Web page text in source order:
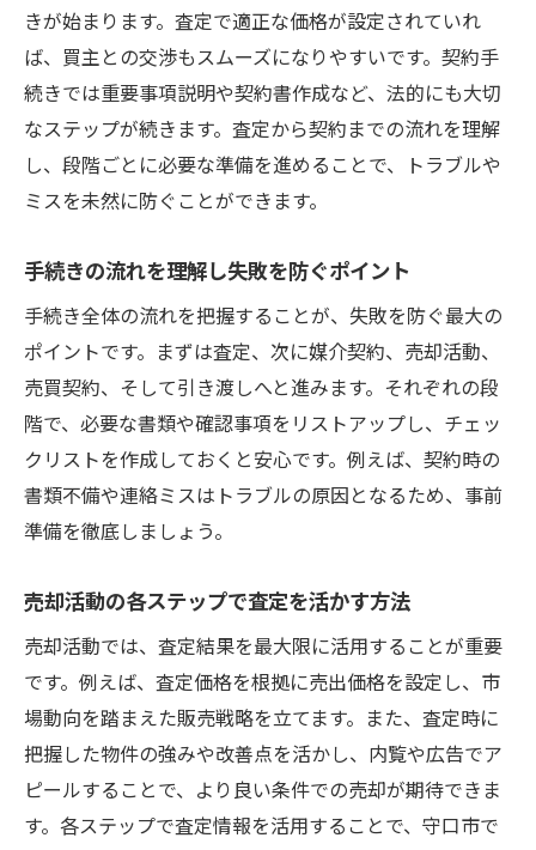
きが始まります。査定で適正な価格が設定されていれ
ば、買主との交渉もスムーズになりやすいです。契約手
続きでは重要事項説明や契約書作成など、法的にも大切
なステップが続きます。査定から契約までの流れを理解
し、段階ごとに必要な準備を進めることで、トラブルや
ミスを未然に防ぐことができます。
手続きの流れを理解し失敗を防ぐポイント
手続き全体の流れを把握することが、失敗を防ぐ最大の
ポイントです。まずは査定、次に媒介契約、売却活動、
売買契約、そして引き渡しへと進みます。それぞれの段
階で、必要な書類や確認事項をリストアップし、チェッ
クリストを作成しておくと安心です。例えば、契約時の
書類不備や連絡ミスはトラブルの原因となるため、事前
準備を徹底しましょう。
売却活動の各ステップで査定を活かす方法
売却活動では、査定結果を最大限に活用することが重要
です。例えば、査定価格を根拠に売出価格を設定し、市
場動向を踏まえた販売戦略を立てます。また、査定時に
把握した物件の強みや改善点を活かし、内覧や広告でア
ピールすることで、より良い条件での売却が期待できま
す。各ステップで査定情報を活用することで、守口市で